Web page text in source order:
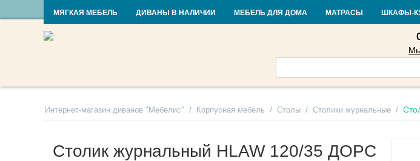
RU UA Контакты Доставка и оплата
МЯГКАЯ МЕБЕЛЬ ДИВАНЫ В НАЛИЧИИ МЕБЕЛЬ ДЛЯ ДОМА МАТРАСЫ ШКАФЫ-
Интернет-магазин диванов "Мебелис" / Корпусная мебель / Столы / Столики журнальные /
Столик журнальный HLAW 120/35 ДОРС